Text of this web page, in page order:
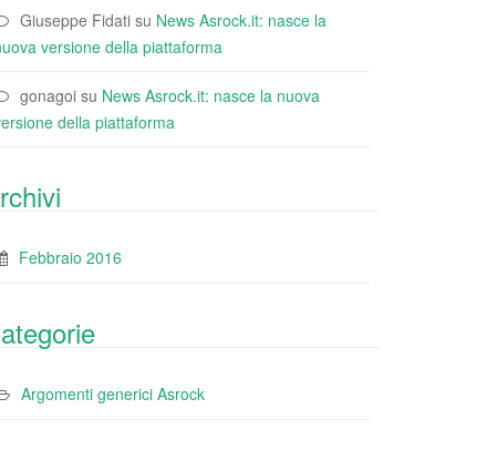
Giuseppe Fidati su News Asrock.it: nasce la
versione della piattaforma
gonagoi su News Asrock.it: nasce la nuova
della piattaforma
Febbraio 2016
Argomenti generici Asrock